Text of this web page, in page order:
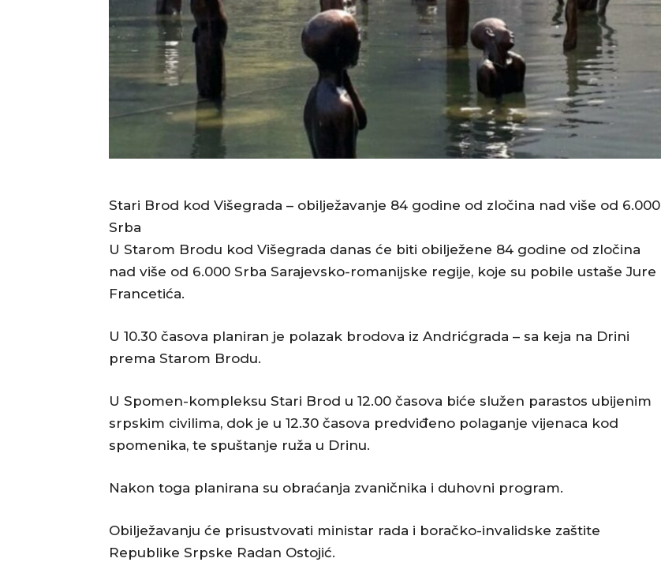
Stari Brod kod Višegrada – obilježavanje 84 godine od zločina nad više od 6.000
Srba
U Starom Brodu kod Višegrada danas će biti obilježene 84 godine od zločina
nad više od 6.000 Srba Sarajevsko-romanijske regije, koje su pobile ustaše Jure
Francetića.
U 10.30 časova planiran je polazak brodova iz Andrićgrada – sa keja na Drini
prema Starom Brodu.
U Spomen-kompleksu Stari Brod u 12.00 časova biće služen parastos ubijenim
srpskim civilima, dok je u 12.30 časova predviđeno polaganje vijenaca kod
spomenika, te spuštanje ruža u Drinu.
Nakon toga planirana su obraćanja zvaničnika i duhovni program.
Obilježavanju će prisustvovati ministar rada i boračko-invalidske zaštite
Republike Srpske Radan Ostojić.